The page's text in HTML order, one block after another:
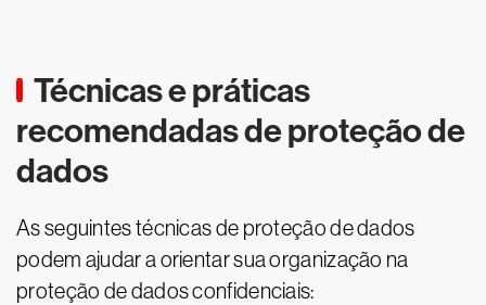
Técnicas e práticas
recomendadas de proteção de
dados
As seguintes técnicas de proteção de dados
podem ajudar a orientar sua organização na
proteção de dados confidenciais: